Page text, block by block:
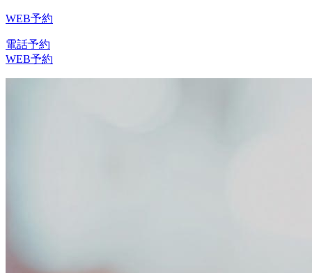
WEB予約
電話予約
WEB予約